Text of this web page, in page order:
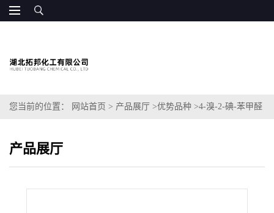
您当前的位置： 网站首页 > 产品展厅 >优势品种 >4-溴-2-碘-苯甲醛
产品展厅